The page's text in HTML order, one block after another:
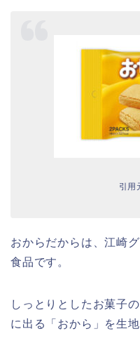
引用
おからだからは、江崎
食品です。
しっとりとしたお菓子
に出る「おから」を生